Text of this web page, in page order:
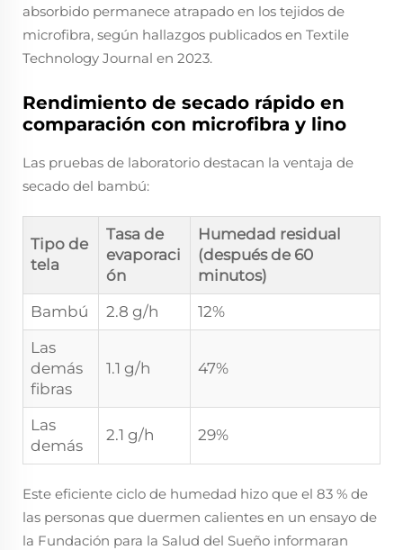
absorbido permanece atrapado en los tejidos de
microfibra, según hallazgos publicados en Textile
Technology Journal en 2023.
Rendimiento de secado rápido en
comparación con microfibra y lino
Las pruebas de laboratorio destacan la ventaja de
secado del bambú:
Tipo de
tela
Tasa de
evaporaci
ón
Humedad residual
(después de 60
minutos)
Bambú
2.8 g/h
12%
Las
demás
fibras
1.1 g/h 47%
Las
demás
2.1 g/h 29%
Este eficiente ciclo de humedad hizo que el 83 % de
las personas que duermen calientes en un ensayo de
la Fundación para la Salud del Sueño informaran